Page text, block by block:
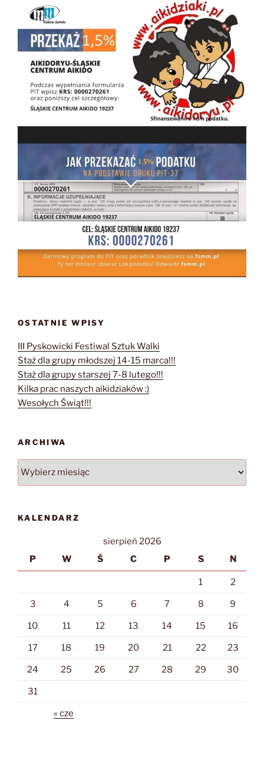
OSTATNIE WPISY
III Pyskowicki Festiwal Sztuk Walki
Staż dla grupy młodszej 14-15 marca!!!
Staż dla grupy starszej 7-8 lutego!!!
Kilka prac naszych aikidziaków :)
Wesołych Świąt!!!
ARCHIWA
KALENDARZ
sierpień 2026
P
W Ś C P S N
1 2
3 4 5 6 7 8 9
10 11 12 13 14 15 16
17 18 19 20 21 22 23
24 25 26 27 28 29 30
31
« cze